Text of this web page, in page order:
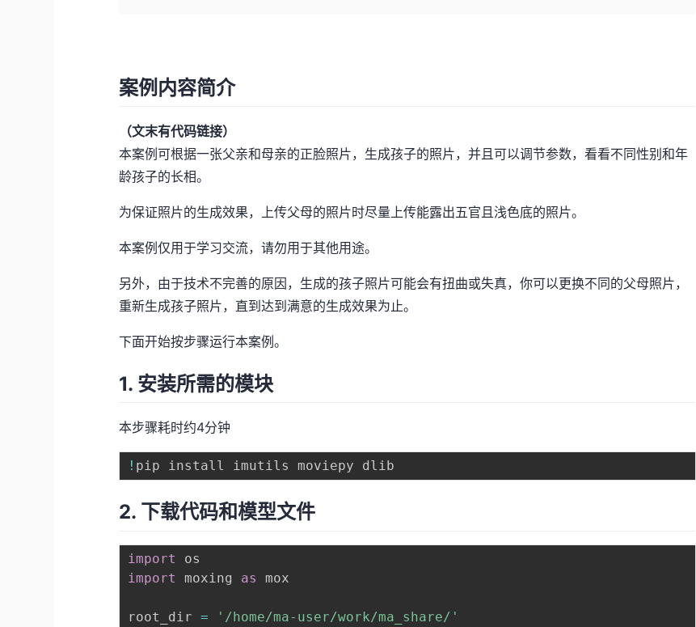
案例内容简介
（文末有代码链接）
本案例可根据一张父亲和母亲的正脸照片，生成孩子的照片，并且可以调节参数，看看不同性别和年
龄孩子的长相。
为保证照片的生成效果，上传父母的照片时尽量上传能露出五官且浅色底的照片。
本案例仅用于学习交流，请勿用于其他用途。
另外，由于技术不完善的原因，生成的孩子照片可能会有扭曲或失真，你可以更换不同的父母照片，
重新生成孩子照片，直到达到满意的生成效果为止。
下面开始按步骤运行本案例。
1. 安装所需的模块
本步骤耗时约4分钟
!
2. 下载代码和模型文件
import
import
moxing as mox
root_dir =
'/home/ma-user/work/ma_share/'